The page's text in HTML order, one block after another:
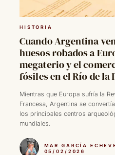
HISTORIA
Cuando Argentina
huesos robados a
megaterio y el
fósiles en el Río de la
Mientras que Europa sufría la
Francesa, Argentina se
los principales centros
mundiales.
MAR GARCÍA
05/02/2026